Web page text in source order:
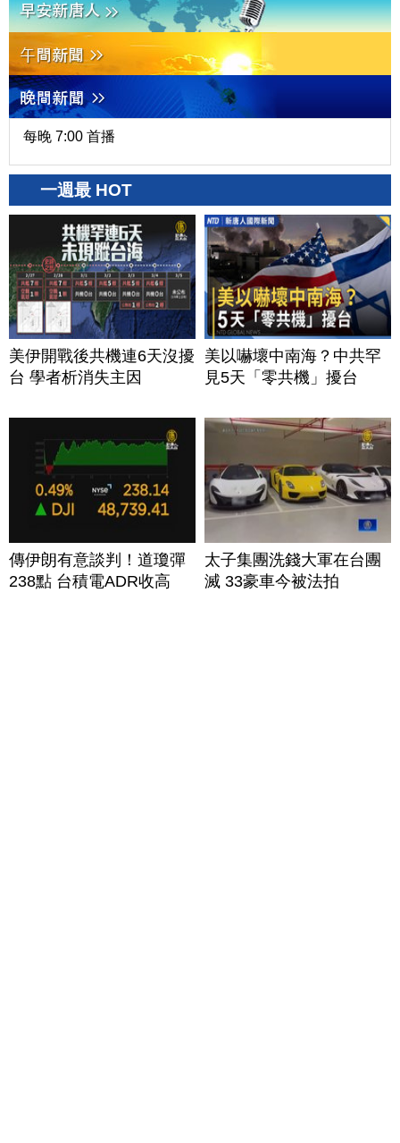
每晚 7:00 首播
一週最 HOT
美伊開戰後共機連6天沒擾
台 學者析消失主因
美以嚇壞中南海？中共罕
見5天「零共機」擾台
傳伊朗有意談判！道瓊彈
238點 台積電ADR收高
太子集團洗錢大軍在台團
滅 33豪車今被法拍